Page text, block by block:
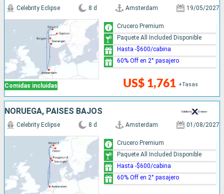
Comidas incluidas
Celebrity Eclipse 8 d Amsterdam 19/05/2027
US$ 1,761 +Tasas
Crucero Premium
Paquete All Included Disponible
Hasta -$600/cabina
60% Off en 2° pasajero
NORUEGA, PAISES BAJOS
Celebrity Eclipse 8 d Amsterdam 01/08/2027
Crucero Premium
Paquete All Included Disponible
Hasta -$600/cabina
60% Off en 2° pasajero